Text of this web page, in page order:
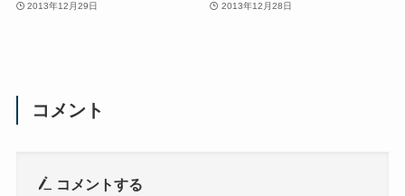
2013年12月29日 2013年12月28日
コメント
コメントする